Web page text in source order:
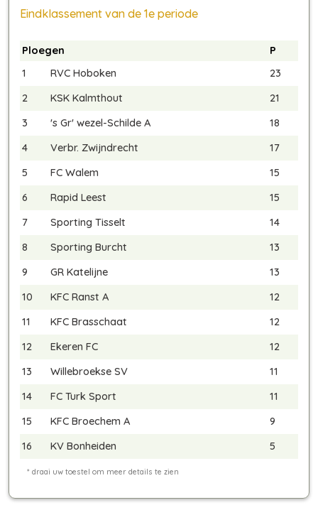
Eindklassement van de 1e periode
Ploegen
P
1
RVC Hoboken
23
2
KSK Kalmthout
21
3
's Gr' wezel-Schilde A
18
4
Verbr. Zwijndrecht
17
5
FC Walem
15
6
Rapid Leest
15
7
Sporting Tisselt
14
8
Sporting Burcht
13
9
GR Katelijne
13
10
KFC Ranst A
12
11
KFC Brasschaat
12
12
Ekeren FC
12
13
Willebroekse SV
11
14
FC Turk Sport
11
15
KFC Broechem A
9
16
KV Bonheiden 5